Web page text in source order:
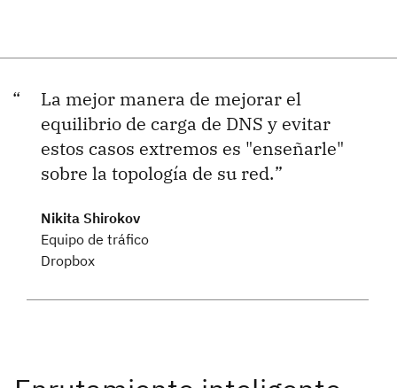
La mejor manera de mejorar el
equilibrio de carga de DNS y evitar
estos casos extremos es "enseñarle"
sobre la topología de su red.
Nikita Shirokov
Equipo de tráfico
Dropbox